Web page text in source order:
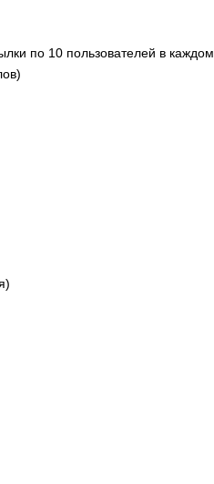
по 10 пользователей в каждом